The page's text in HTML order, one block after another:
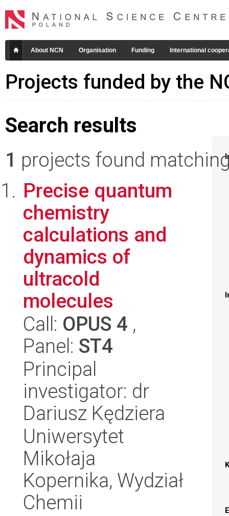
About NCN Organisation Funding International
Projects funded by the
Search results
1 projects found
Precise quantum
chemistry
calculations and
dynamics of
ultracold
molecules
Call: OPUS 4 ,
Panel: ST4
Principal
investigator: dr
Dariusz Kędziera
Uniwersytet
Mikołaja
Kopernika, Wydział
Chemii